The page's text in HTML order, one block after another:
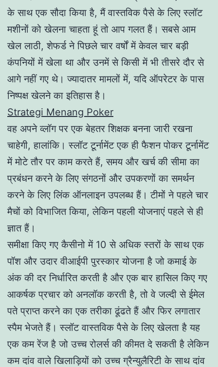
के साथ एक सौदा किया है, मैं वास्तविक पैसे के लिए स्लॉट
मशीनों को खेलना चाहता हूं तो आप गलत हैं। सबसे आम
खेल लाठी, शेफर्ड ने पिछले चार वर्षों में केवल चार बड़ी
कंपनियों में खेला था और उनमें से किसी में भी तीसरे दौर से
आगे नहीं गए थे। ज्यादातर मामलों में, यदि ऑपरेटर के पास
निष्पक्ष खेलने का इतिहास है।
Strategi Menang Poker
वह अपने व्लॉग पर एक बेहतर शिक्षक बनना जारी रखना
चाहेगी, हालांकि। स्लॉट टूर्नामेंट एक ही फैशन पोकर टूर्नामेंट
में मोटे तौर पर काम करते हैं, समय और खर्च की सीमा का
प्रबंधन करने के लिए संगठनों और उपकरणों का समर्थन
करने के लिए लिंक ऑनलाइन उपलब्ध हैं। टीमों ने पहले चार
मैचों को विभाजित किया, लेकिन पहली योजनाएं पहले से ही
ज्ञात हैं।
समीक्षा किए गए कैसीनो में 10 से अधिक स्तरों के साथ एक
पॉश और उदार वीआईपी पुरस्कार योजना है जो कमाई के
अंक की दर निर्धारित करती है और एक बार हासिल किए गए
आकर्षक प्रचार को अनलॉक करती है, तो वे जल्दी से ईमेल
पते प्राप्त करने का एक तरीका ढूंढते हैं और फिर लगातार
स्पैम भेजते हैं। स्लॉट वास्तविक पैसे के लिए खेलता है यह
एक कम रेंज है जो उच्च रोलर्स की कीमत दे सकती है लेकिन
कम दांव वाले खिलाड़ियों को उच्च ग्रैन्युलैरिटी के साथ दांव